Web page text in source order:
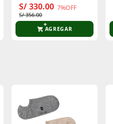
S/ 330.00 7%OFF
S/ 356.00
AGREGAR